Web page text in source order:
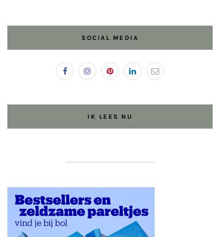
SOCIAL MEDIA
IK LEES NU